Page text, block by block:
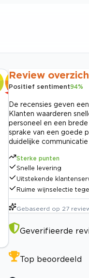
Review
Positief sentiment94%
De recensies geven
Klanten waarderen
personeel en een
sprake van een goede
duidelijke communicatie
Sterke punten
Snelle levering
Uitstekende
Ruime wijnselectie
Gebaseerd op 27
Geverifieerde
Top beoordeeld